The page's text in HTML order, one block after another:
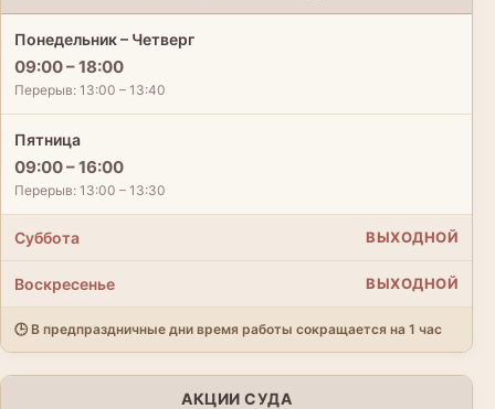
Понедельник – Четверг
09:00 – 18:00
Перерыв: 13:00 – 13:40
Пятница
09:00 – 16:00
Перерыв: 13:00 – 13:30
Суббота ВЫХОДНОЙ
Воскресенье ВЫХОДНОЙ
🕒 В предпраздничные дни время работы сокращается на 1 час
АКЦИИ СУДА